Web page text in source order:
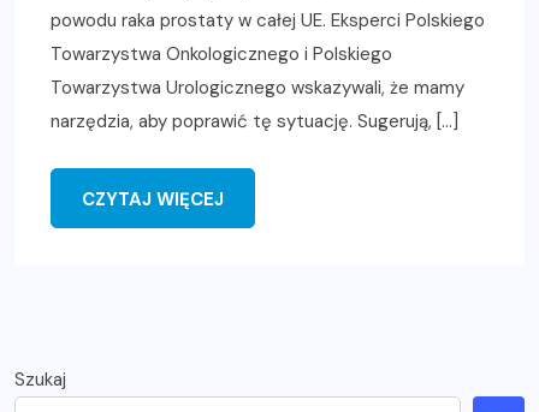
powodu raka prostaty w całej UE. Eksperci Polskiego
Towarzystwa Onkologicznego i Polskiego
Towarzystwa Urologicznego wskazywali, że mamy
narzędzia, aby poprawić tę sytuację. Sugerują, […]
CZYTAJ WIĘCEJ
Szukaj